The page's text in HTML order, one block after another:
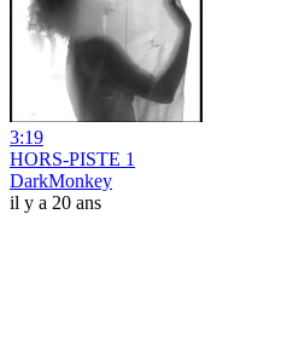
3:19
HORS-PISTE 1
DarkMonkey
il y a 20 ans